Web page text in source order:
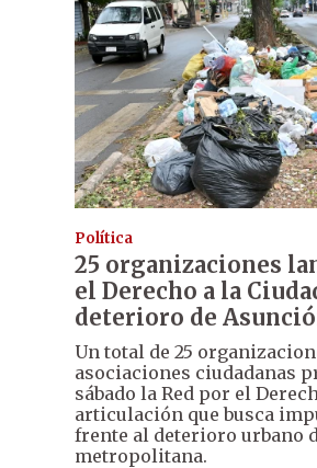
Política
25 organizaciones
el Derecho a la
deterioro de
Un total de 25
asociaciones ciudadanas
sábado la Red por el
articulación que busca
frente al deterioro urbano
metropolitana.